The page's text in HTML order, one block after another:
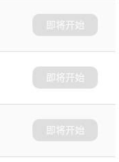
即将开始
即将开始
即将开始